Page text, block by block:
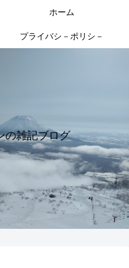
の雑記ブログ
ホーム
プライバシ－ポリシ－